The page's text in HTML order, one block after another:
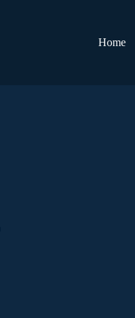
Home